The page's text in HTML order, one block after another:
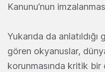
Kanunu’nun
Yukarıda da
gören okyanuslar,
korunmasında kritik bir